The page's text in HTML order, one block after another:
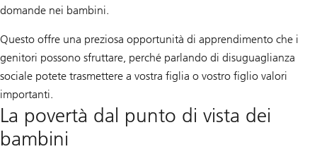
domande nei bambini.
Questo offre una preziosa opportunità di apprendimento che i
genitori possono sfruttare, perché parlando di disuguaglianza
sociale potete trasmettere a vostra figlia o vostro figlio valori
importanti.
La povertà dal punto di vista dei
bambini